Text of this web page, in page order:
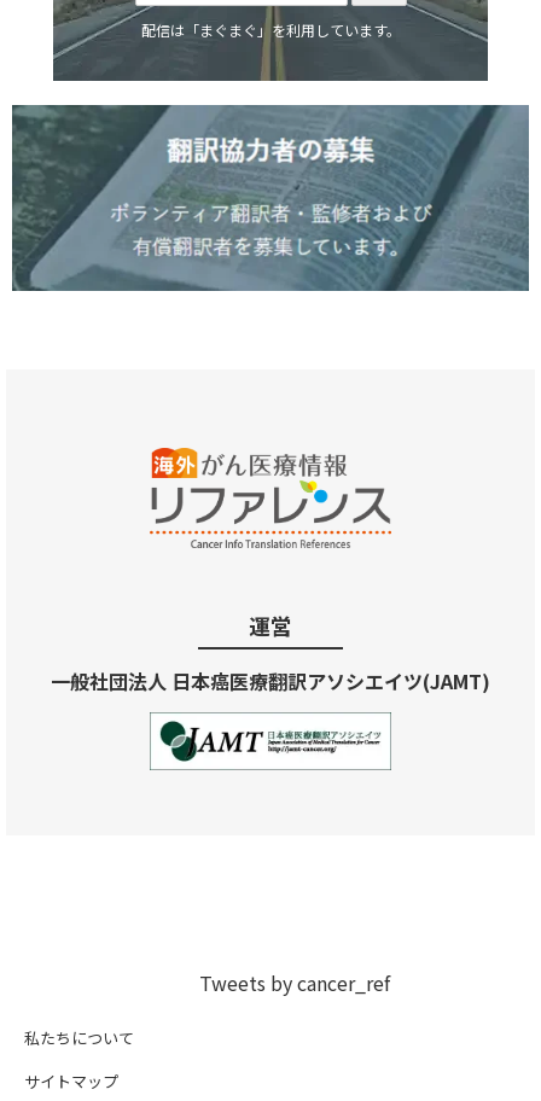
配信は「まぐまぐ」を利用しています。
運営
一般社団法人 日本癌医療翻訳アソシエイツ(JAMT)
Tweets by cancer_ref
私たちについて
サイトマップ